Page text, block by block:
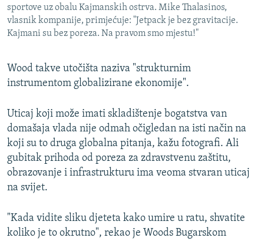
sportove uz obalu Kajmanskih ostrva. Mike Thalasinos,
vlasnik kompanije, primjećuje: "Jetpack je bez gravitacije.
Kajmani su bez poreza. Na pravom smo mjestu!"
Wood takve utočišta naziva "strukturnim
instrumentom globalizirane ekonomije".
Uticaj koji može imati skladištenje bogatstva van
domašaja vlada nije odmah očigledan na isti način na
koji su to druga globalna pitanja, kažu fotografi. Ali
gubitak prihoda od poreza za zdravstvenu zaštitu,
obrazovanje i infrastrukturu ima veoma stvaran uticaj
na svijet.
"Kada vidite sliku djeteta kako umire u ratu, shvatite
koliko je to okrutno", rekao je Woods Bugarskom